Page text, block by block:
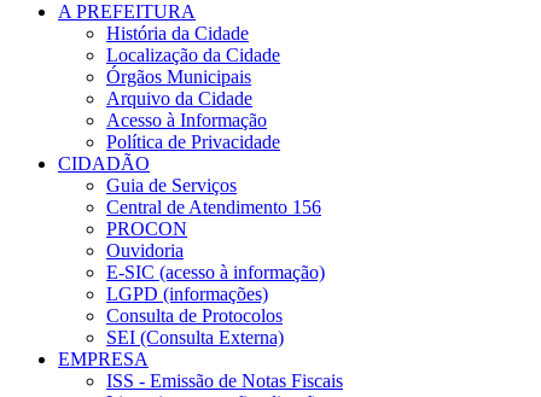
A PREFEITURA
História da Cidade
Localização da Cidade
Órgãos Municipais
Arquivo da Cidade
Acesso à Informação
Política de Privacidade
CIDADÃO
Guia de Serviços
Central de Atendimento 156
PROCON
Ouvidoria
E-SIC (acesso à informação)
LGPD (informações)
Consulta de Protocolos
SEI (Consulta Externa)
EMPRESA
ISS - Emissão de Notas Fiscais